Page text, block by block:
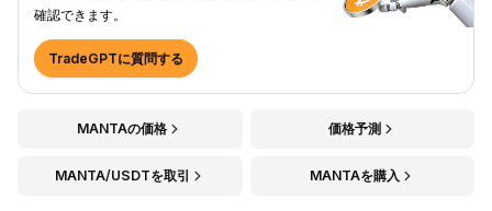
確認できます。
TradeGPTに質問する
MANTAの価格 価格予測
MANTA/USDTを取引 MANTAを購入